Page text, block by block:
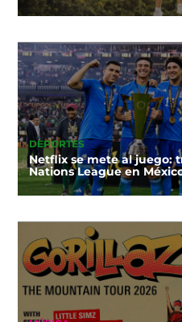
DEPORTES
Netflix se mete al juego:
Nations League en